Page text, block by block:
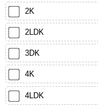
2K
2LDK
3DK
4K
4LDK